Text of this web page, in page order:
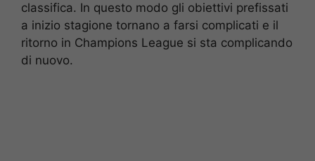
classifica. In questo modo gli obiettivi prefissati
a inizio stagione tornano a farsi complicati e il
ritorno in Champions League si sta complicando
di nuovo.